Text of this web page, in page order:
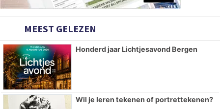
MEEST GELEZEN
Honderd jaar Lichtjesavond Bergen
Wil je leren tekenen of portrettekenen?